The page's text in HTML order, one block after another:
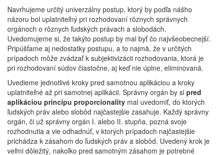
Navrhujeme určitý univerzálny postup, ktorý by podľa nášho
názoru bol uplatniteľný pri rozhodovaní rôznych správnych
orgánoch o rôznych ľudských právach a slobodách.
Uvedomujeme si, že takýto postup by mal byť čo najvšeobecnejší.
Pripúšťame aj nedostatky postupu, a to najmä, že v určitých
prípadoch môže zvádzať k subjektivizácii rozhodovania, ktorá je
pri rozhodovaní súdov čiastočne, aj keď nie úplne, eliminovaná.
Uvedieme jednotlivé kroky pred samotnou aplikáciou a kroky
uplatniteľné až pri samotnej aplikácii. Správny orgán by si pred
aplikáciou princípu proporcionality mal uvedomiť, do ktorých
ľudských práv alebo slobôd najčastejšie zasahuje. Každý správny
orgán, či už správny orgán I. alebo II. stupňa, pozná svoje
rozhodnutia a vie odhadnúť, v ktorých prípadoch najčastejšie
prichádza k zásahom do ľudských práv a slobôd. Uvedený krok je
veľmi dôležitý, nakoľko pred samotným zásahom je potrebné